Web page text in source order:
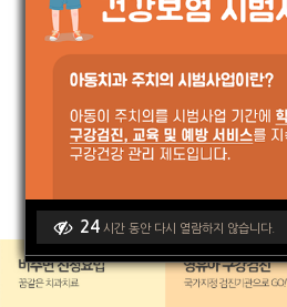
24 시간 동안 다시 열람하지 않습니다.
24 시간 동안 다시 열람하지 않습니다.